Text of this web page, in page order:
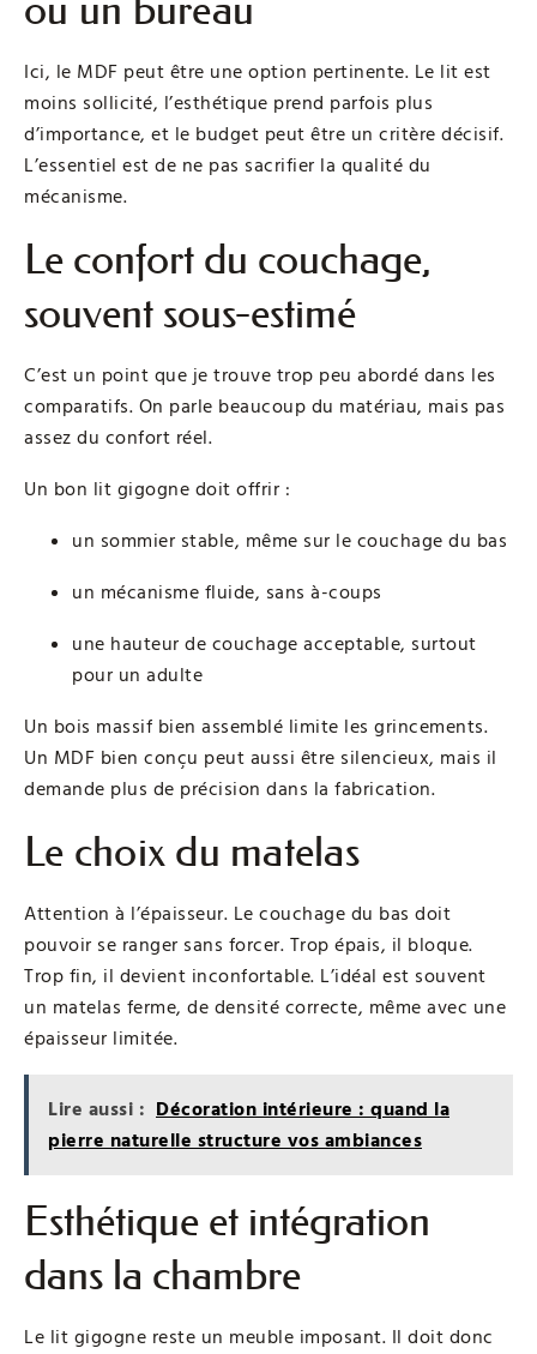
ou un bureau
Ici, le MDF peut être une option pertinente. Le lit est
moins sollicité, l’esthétique prend parfois plus
d’importance, et le budget peut être un critère décisif.
L’essentiel est de ne pas sacrifier la qualité du
mécanisme.
Le confort du couchage,
souvent sous-estimé
C’est un point que je trouve trop peu abordé dans les
comparatifs. On parle beaucoup du matériau, mais pas
assez du confort réel.
Un bon lit gigogne doit offrir :
un sommier stable, même sur le couchage du bas
un mécanisme fluide, sans à-coups
une hauteur de couchage acceptable, surtout
pour un adulte
Un bois massif bien assemblé limite les grincements.
Un MDF bien conçu peut aussi être silencieux, mais il
demande plus de précision dans la fabrication.
Le choix du matelas
Attention à l’épaisseur. Le couchage du bas doit
pouvoir se ranger sans forcer. Trop épais, il bloque.
Trop fin, il devient inconfortable. L’idéal est souvent
un matelas ferme, de densité correcte, même avec une
épaisseur limitée.
Lire aussi : Décoration intérieure : quand la
pierre naturelle structure vos ambiances
Esthétique et intégration
dans la chambre
Le lit gigogne reste un meuble imposant. Il doit donc